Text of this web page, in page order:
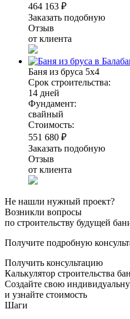
464 163 ₽
Заказать подобную
Отзыв
от клиента
Баня из бруса 5х4
Срок строительства:
14 дней
Фундамент:
свайный
Стоимость:
551 680 ₽
Заказать подобную
Отзыв
от клиента
Не нашли нужный проект?
Возникли вопросы
по строительству будущей
Получите подробную
Получить консультацию
Калькулятор строительства
Создайте свою
и узнайте стоимость
Шаги